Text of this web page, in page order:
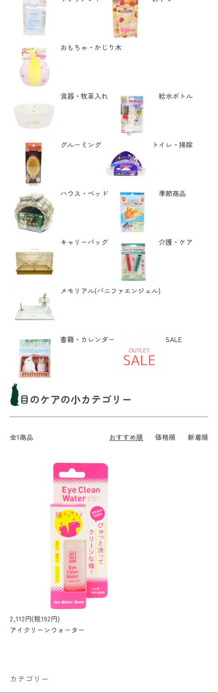
おもちゃ・かじり木
食器・牧草入れ 給水ボトル
グルーミング トイレ・掃除
ハウス・ベッド 季節商品
キャリーバッグ 介護・ケア
メモリアル(バニファエンジェル)
書籍・カレンダー SALE
目のケアの小カテゴリー
全1商品 おすすめ順 価格順 新着順
2,112円(税192円)
アイクリーンウォーター
カテゴリー